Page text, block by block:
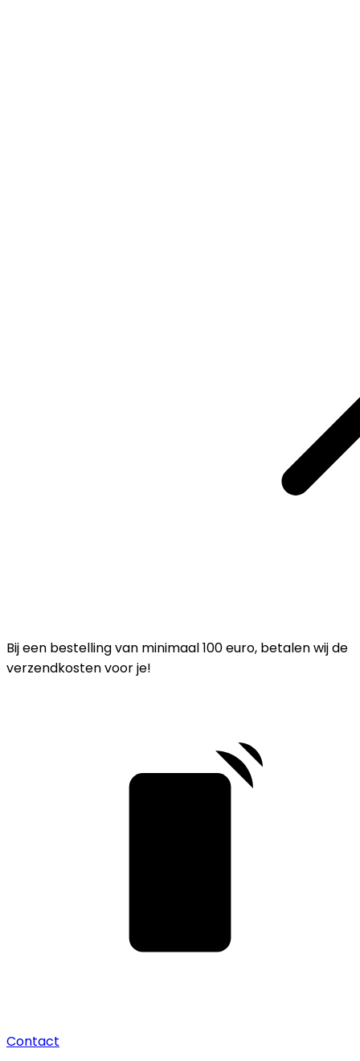
Bij een bestelling van minimaal 100 euro, betalen wij de
verzendkosten voor je!
Contact